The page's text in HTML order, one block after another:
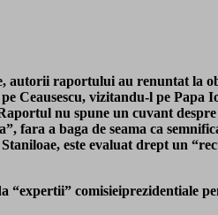
autorii raportului au renuntat la
Ceausescu, vizitandu-l pe Papa
nu spune un cuvant
fara a baga de seama ca
este evaluat drept un
“expertii” comisieiprezidentiale